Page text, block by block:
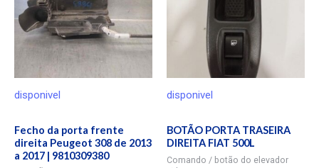
disponivel
Fecho da porta frente
direita Peugeot 308 de 2013
a 2017 | 9810309380
disponivel
BOTÃO PORTA TRASEIRA
DIREITA FIAT 500L
Comando / botão do elevador